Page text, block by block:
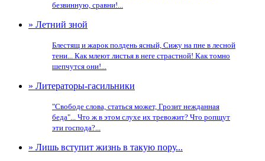
безвинную, сравни!...
» Летний зной
Блестящ и жарок полдень ясный, Сижу на пне в лесной
тени... Как млеют листья в неге страстной! Как томно
шепчутся они!...
» Литераторы-гасильники
"Свободе слова, статься может, Грозит нежданная
беда"... Что ж в этом слухе их тревожит? Что ропщут
эти господа?...
» Лишь вступит жизнь в такую пору...